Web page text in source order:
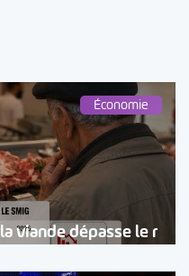
Économie
viande dépasse le r